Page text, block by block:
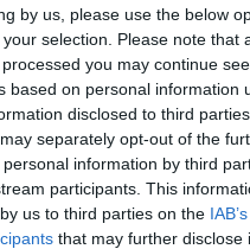
by us, please use the below
selection. Please note that
you may continue
based on personal information
disclosed to third
separately opt-out of the
information by third
participants. This
us to third parties on the
that may further disclose